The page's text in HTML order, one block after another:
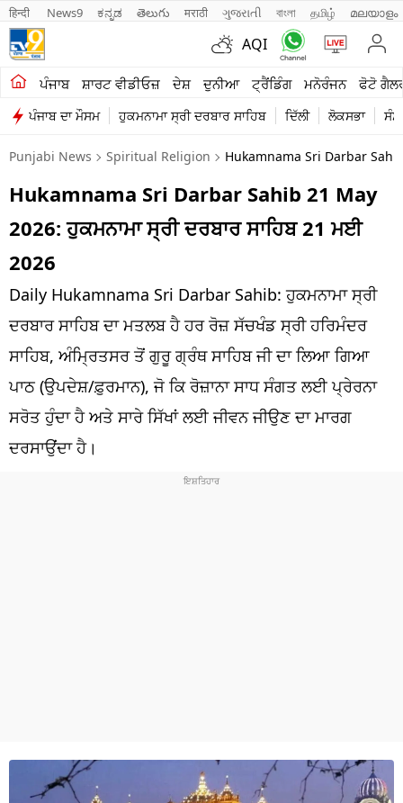
हिन्दी News9 ಕನ್ನಡ తెలుగు मराठी ગુજરાતી বাংলা தமிழ் മലയാളം
AQI
ਪੰਜਾਬ ਸ਼ਾਰਟ ਵੀਡੀਓਜ਼ ਦੇਸ਼ ਦੁਨੀਆ ਟ੍ਰੈਂਡਿੰਗ ਮਨੋਰੰਜਨ ਫੋਟੋ
ਪੰਜਾਬ ਦਾ ਮੌਸਮ ਹੁਕਮਨਾਮਾ ਸ੍ਰੀ ਦਰਬਾਰ ਸਾਹਿਬ ਦਿੱਲੀ ਲੋਕਸਭਾ
ਖੇਤੀਬਾੜੀ
ਸ਼ਾਰਟ ਵੀਡੀਓਜ਼
ਕਾਰੋਬਾਰ
ਕਰਿਅਰ
ਦੇਸ਼
ਲਾਈਫ ਸਟਾਈਲ
ਪੰਜਾਬ
ਧਰਮ
ਖੇਡਾਂ
Punjabi News Spiritual Religion Hukamnama Sri Darbar
Hukamnama Sri Darbar Sahib 21 May
2026: ਹੁਕਮਨਾਮਾ ਸ੍ਰੀ ਦਰਬਾਰ ਸਾਹਿਬ 21 ਮਈ
2026
Daily Hukamnama Sri Darbar Sahib: ਹੁਕਮਨਾਮਾ ਸ੍ਰੀ
ਦਰਬਾਰ ਸਾਹਿਬ ਦਾ ਮਤਲਬ ਹੈ ਹਰ ਰੋਜ਼ ਸੱਚਖੰਡ ਸ੍ਰੀ ਹਰਿਮੰਦਰ
ਸਾਹਿਬ, ਅੰਮ੍ਰਿਤਸਰ ਤੋਂ ਗੁਰੂ ਗ੍ਰੰਥ ਸਾਹਿਬ ਜੀ ਦਾ ਲਿਆ ਗਿਆ
ਪਾਠ (ਉਪਦੇਸ਼/ਫ਼ੁਰਮਾਨ), ਜੋ ਕਿ ਰੋਜ਼ਾਨਾ ਸਾਧ ਸੰਗਤ ਲਈ ਪ੍ਰੇਰਨਾ
ਸਰੋਤ ਹੁੰਦਾ ਹੈ ਅਤੇ ਸਾਰੇ ਸਿੱਖਾਂ ਲਈ ਜੀਵਨ ਜੀਉਣ ਦਾ ਮਾਰਗ
ਦਰਸਾਉਂਦਾ ਹੈ।